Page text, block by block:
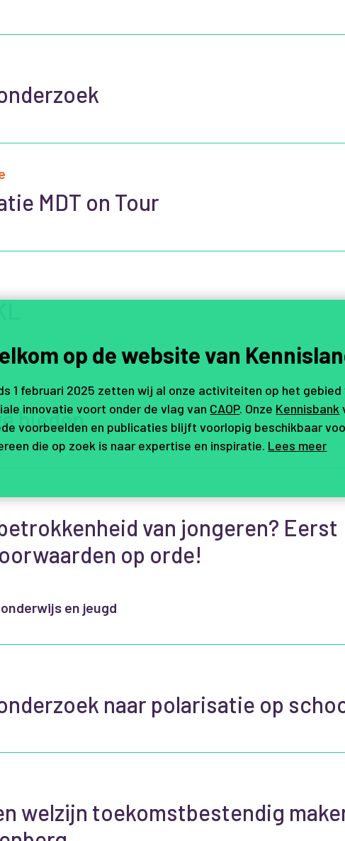
MDT on Tour
bieden
van jongeren? Eerst
op orde!
en jeugd
naar polarisatie op
welzijn toekomstbestendig
op de website van
1 februari 2025 zetten wij al onze activiteiten op het gebied
innovatie voort onder de vlag van CAOP. Onze Kennisbank
voorbeelden en publicaties blijft voorlopig beschikbaar
die op zoek is naar expertise en inspiratie. Lees meer